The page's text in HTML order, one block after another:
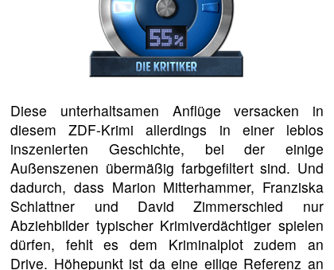
Diese unterhaltsamen Anflüge versacken in
diesem ZDF-Krimi allerdings in einer leblos
inszenierten Geschichte, bei der einige
Außenszenen übermäßig farbgefiltert sind. Und
dadurch, dass Marion Mitterhammer, Franziska
Schlattner und David Zimmerschied nur
Abziehbilder typischer Krimiverdächtiger spielen
dürfen, fehlt es dem Kriminalplot zudem an
Drive. Höhepunkt ist da eine eilige Referenz an